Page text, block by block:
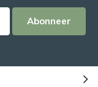
Abonneer